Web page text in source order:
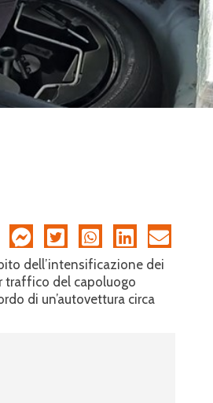
dell’intensificazione dei
traffico del capoluogo
di un’autovettura circa